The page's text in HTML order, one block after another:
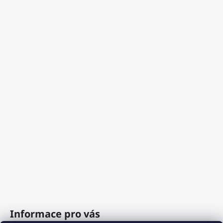
Informace pro vás